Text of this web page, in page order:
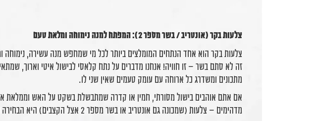
צלעות בקר (אונטריב / בשר מספר 2): המפתח למנה נימוחה ומלאת טעם
צלעות בקר הוא אחד הנתחים המומלצים ביותר לכל מי שמחפש מנה עשירה, נימוחה
זה לא סתם בשר – זו חוויה! אנחנו מדברים על נתח קלאסי לבישול איטי וארוך,
מתכונים ומשדרג כל ארוחה עם עומק טעמים שאין שני לו.
אם אתם אוהבים בישול מסורתי, חמין או קדרה שמתבשלת בשקט על האש וממלאת
מדהימים – צלעות (שמכונה גם אונטריב או בשר מספר 2 אצל הקצבים) היא הבחירה הנכונה עבורכם.